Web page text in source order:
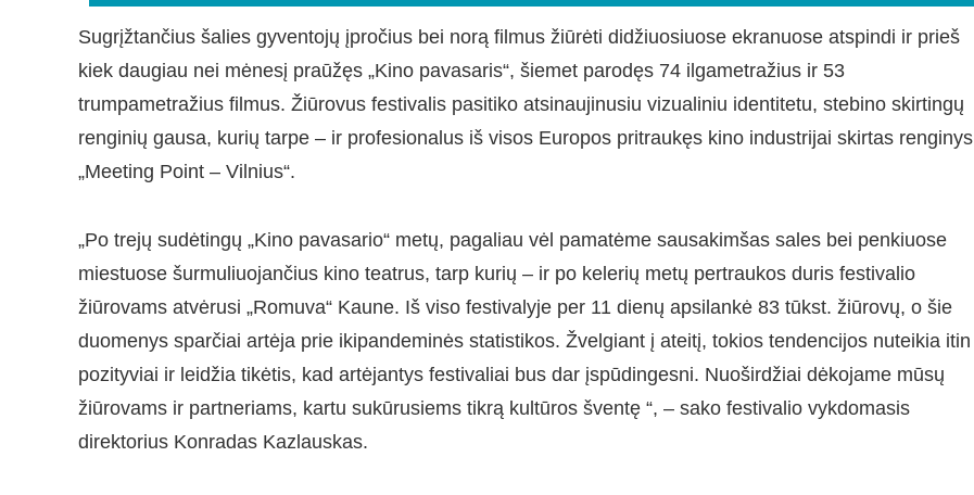
Sugrįžtančius šalies gyventojų įpročius bei norą filmus žiūrėti didžiuosiuose ekranuose atspindi ir prieš
kiek daugiau nei mėnesį praūžęs „Kino pavasaris“, šiemet parodęs 74 ilgametražius ir 53
trumpametražius filmus. Žiūrovus festivalis pasitiko atsinaujinusiu vizualiniu identitetu, stebino skirtingų
renginių gausa, kurių tarpe – ir profesionalus iš visos Europos pritraukęs kino industrijai skirtas renginys
„Meeting Point – Vilnius“.
„Po trejų sudėtingų „Kino pavasario“ metų, pagaliau vėl pamatėme sausakimšas sales bei penkiuose
miestuose šurmuliuojančius kino teatrus, tarp kurių – ir po kelerių metų pertraukos duris festivalio
žiūrovams atvėrusi „Romuva“ Kaune. Iš viso festivalyje per 11 dienų apsilankė 83 tūkst. žiūrovų, o šie
duomenys sparčiai artėja prie ikipandeminės statistikos. Žvelgiant į ateitį, tokios tendencijos nuteikia itin
pozityviai ir leidžia tikėtis, kad artėjantys festivaliai bus dar įspūdingesni. Nuoširdžiai dėkojame mūsų
žiūrovams ir partneriams, kartu sukūrusiems tikrą kultūros šventę “, – sako festivalio vykdomasis
direktorius Konradas Kazlauskas.